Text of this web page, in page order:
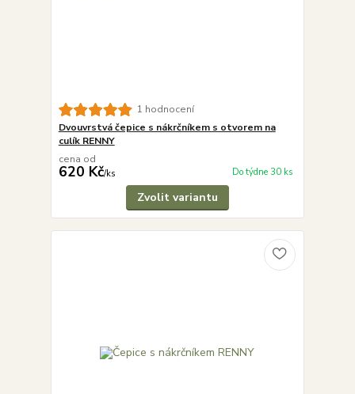
1 hodnocení
Dvouvrstvá čepice s nákrčníkem s otvorem na
culík RENNY
cena od
620 Kč/ks Do týdne 30 ks
Zvolit variantu